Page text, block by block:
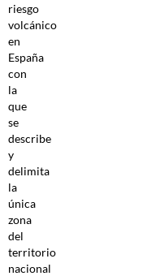
riesgo
volcánico
en
España
con
la
que
se
describe
y
delimita
la
única
zona
del
territorio
nacional